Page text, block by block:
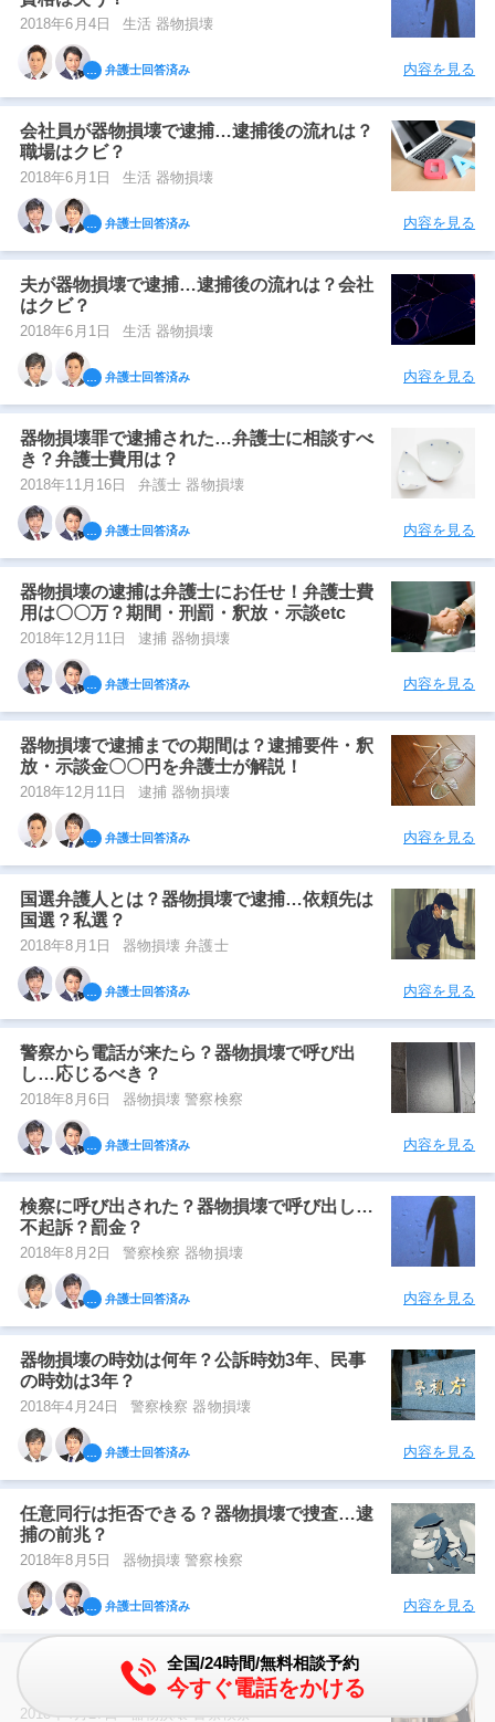
2018年6月4日 生活 器物損壊
弁護士回答済み 内容を見る
会社員が器物損壊で逮捕…逮捕後の流れは？
職場はクビ？
2018年6月1日 生活 器物損壊
弁護士回答済み 内容を見る
夫が器物損壊で逮捕…逮捕後の流れは？会社
はクビ？
2018年6月1日 生活 器物損壊
弁護士回答済み 内容を見る
器物損壊罪で逮捕された…弁護士に相談すべ
き？弁護士費用は？
2018年11月16日 弁護士 器物損壊
弁護士回答済み 内容を見る
器物損壊の逮捕は弁護士にお任せ！弁護士費
用は〇〇万？期間・刑罰・釈放・示談etc
2018年12月11日 逮捕 器物損壊
弁護士回答済み 内容を見る
器物損壊で逮捕までの期間は？逮捕要件・釈
放・示談金〇〇円を弁護士が解説！
2018年12月11日 逮捕 器物損壊
弁護士回答済み 内容を見る
国選弁護人とは？器物損壊で逮捕…依頼先は
国選？私選？
2018年8月1日 器物損壊 弁護士
弁護士回答済み 内容を見る
警察から電話が来たら？器物損壊で呼び出
し…応じるべき？
2018年8月6日 器物損壊 警察検察
弁護士回答済み 内容を見る
検察に呼び出された？器物損壊で呼び出し…
不起訴？罰金？
2018年8月2日 警察検察 器物損壊
弁護士回答済み 内容を見る
器物損壊の時効は何年？公訴時効3年、民事
の時効は3年？
2018年4月24日 警察検察 器物損壊
弁護士回答済み 内容を見る
任意同行は拒否できる？器物損壊で捜査…逮
捕の前兆？
2018年8月5日 器物損壊 警察検察
弁護士回答済み 内容を見る
器物損壊の被害届を取り下げ…期限は？捜査
は…？
2018年4月27日
全国/24時間/無料相談予約
今すぐ電話をかける